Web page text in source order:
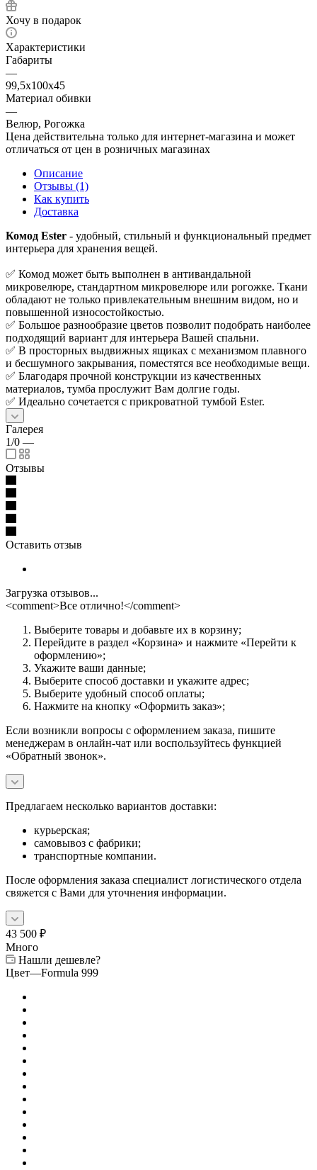
Хочу в подарок
Характеристики
Габариты
—
99,5х100х45
Материал обивки
—
Велюр, Рогожка
Цена действительна только для интернет-магазина и может
отличаться от цен в розничных магазинах
Описание
Отзывы (1)
Как купить
Доставка
Комод Ester - удобный, стильный и функциональный предмет
интерьера для хранения вещей.
✅ Комод может быть выполнен в антивандальной
микровелюре, стандартном микровелюре или рогожке. Ткани
обладают не только привлекательным внешним видом, но и
повышенной износостойкостью.
✅ Большое разнообразие цветов позволит подобрать наиболее
подходящий вариант для интерьера Вашей спальни.
✅ В просторных выдвижных ящиках с механизмом плавного
и бесшумного закрывания, поместятся все необходимые вещи.
✅ Благодаря прочной конструкции из качественных
материалов, тумба прослужит Вам долгие годы.
✅ Идеально сочетается с прикроватной тумбой Ester.
Галерея
1/0 —
Отзывы
Оставить отзыв
Загрузка отзывов...
<comment>Все отлично!</comment>
Выберите товары и добавьте их в корзину;
Перейдите в раздел «Корзина» и нажмите «Перейти к
оформлению»;
Укажите ваши данные;
Выберите способ доставки и укажите адрес;
Выберите удобный способ оплаты;
Нажмите на кнопку «Оформить заказ»;
Если возникли вопросы с оформлением заказа, пишите
менеджерам в онлайн-чат или воспользуйтесь функцией
«Обратный звонок».
Предлагаем несколько вариантов доставки:
курьерская;
самовывоз с фабрики;
транспортные компании.
После оформления заказа специалист логистического отдела
свяжется с Вами для уточнения информации.
43 500 ₽
Много
Нашли дешевле?
Цвет—Formula 999